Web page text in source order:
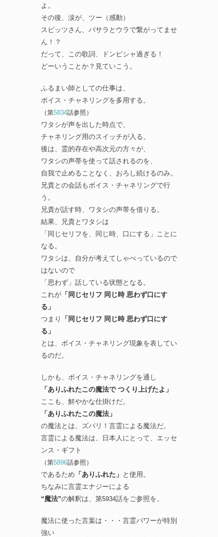
よ。
その後、涙が、ツー（感動）
スピッツさん、バサラとウラで繋がってませ
ん！？
だって、この歌詞、ドンピシャ過ぎる！
どーいうことか？見ていこう。
ふるまい師としての仕事は、
ボイス・チャネリングを多用する。
（第5834話参照）
ワタシが声を出した時点で、
チャネリング用のスイッチが入る。
後は、霊的存在や高次元の方々が、
ワタシの声帯を使って話されるのを、
自我で止めることなく、おろし続けるのみ。
兄貴との会話もボイス・チャネリングで行
う。
兄貴が話す時、ワタシの声帯を借りる。
結果、兄貴とワタシは
「同じセリフを、同じ時、口にする」ことに
なる。
ワタシは、自分が考えてしゃべっているので
はないので
「思わず」話している状態となる。
これが 「同じセリフ 同じ時 思わず口にす
る」
つまり
「同じセリフ 同じ時 思わず口にす
る」
とは、ボイス・チャネリング現象を表してい
るのだ。
しかも、ボイス・チャネリングを通し
「ありふれたこの魔法で つくり上げたよ」
ここも、鮮やかな仕掛けだ。
「ありふれたこの魔法」
の魔法とは、ズバリ！言霊による魔法だ。
言霊による魔法は、日本人にとって、エッセ
ンス・ギフト
（第5896話参照）
であるため 「ありふれた」 と使用。
ちなみに言霊エナジーによる
“魔法”の解釈は、第5934話をご参照を。
魔法に使った言葉は・・・言霊パワーが特別
強い